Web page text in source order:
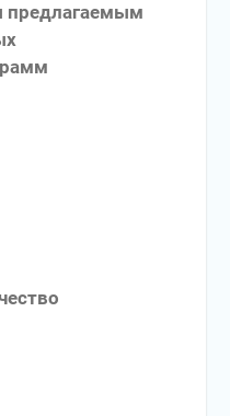
предлагаемым